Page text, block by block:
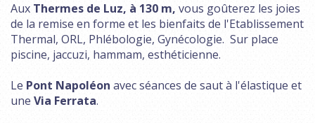
Aux Thermes de Luz, à 130 m, vous goûterez les joies
de la remise en forme et les bienfaits de l'Etablissement
Thermal, ORL, Phlébologie, Gynécologie. Sur place
piscine, jaccuzi, hammam, esthéticienne.
Le Pont Napoléon avec séances de saut à l'élastique et
une Via Ferrata.